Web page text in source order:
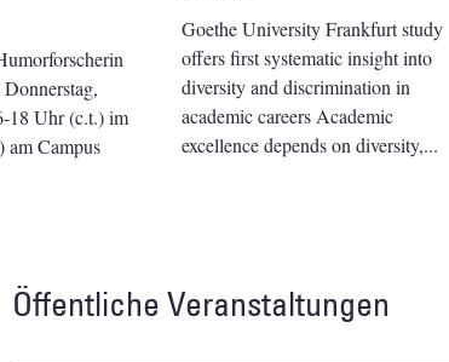
18 Uhr (c.t.) im
am Campus
Goethe University Frankfurt study
offers first systematic insight into
diversity and discrimination in
academic careers Academic
excellence depends on diversity,
Öffentliche Veranstaltungen